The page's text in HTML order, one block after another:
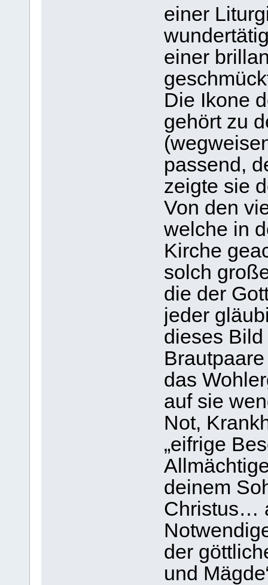
einer
einer
Die Ikone
gehört zu
passend,
zeigte sie
Von den
welche in
Kirche
solch
die der
jeder
dieses
das
auf sie
Not,
„eifrige
deinem
Christus…
der
und